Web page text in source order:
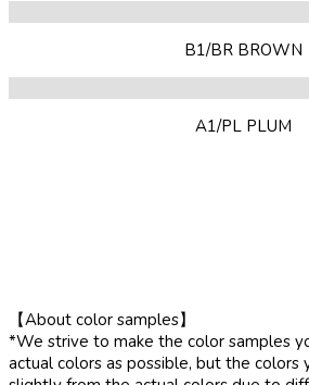
B1/BR BROWN
A1/PL PLUM
【About color samples】
*We strive to make the color samples
actual colors as possible, but the colors